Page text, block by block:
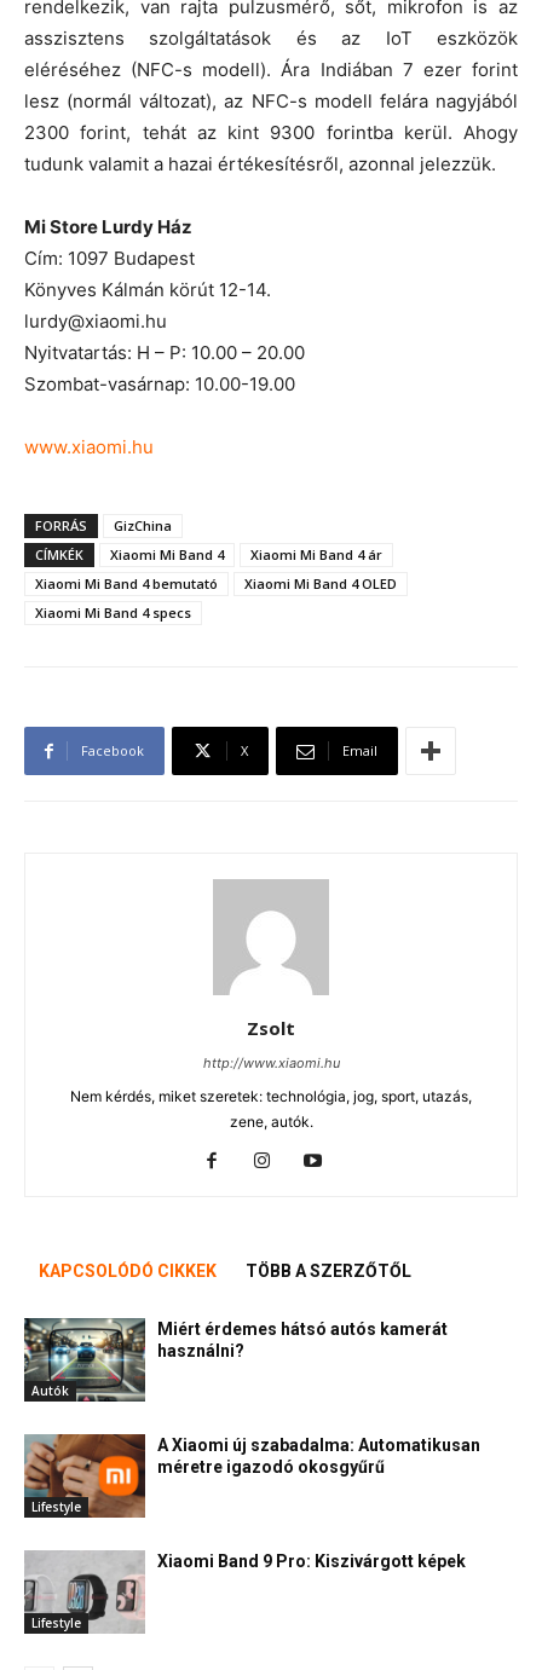
rendelkezik, van rajta pulzusmérő, sőt, mikrofon is az
asszisztens szolgáltatások és az IoT eszközök
eléréséhez (NFC-s modell). Ára Indiában 7 ezer forint
lesz (normál változat), az NFC-s modell felára nagyjából
2300 forint, tehát az kint 9300 forintba kerül. Ahogy
tudunk valamit a hazai értékesítésről, azonnal jelezzük.
Mi Store Lurdy Ház
Cím: 1097 Budapest
Könyves Kálmán körút 12-14.
lurdy@xiaomi.hu
Nyitvatartás: H – P: 10.00 – 20.00
Szombat-vasárnap: 10.00-19.00
www.xiaomi.hu
FORRÁS
GizChina
CÍMKÉK
Xiaomi Mi Band 4
Xiaomi Mi Band 4 ár
Xiaomi Mi Band 4 bemutató
Xiaomi Mi Band 4 OLED
Xiaomi Mi Band 4 specs
Facebook X Email
Zsolt
http://www.xiaomi.hu
Nem kérdés, miket szeretek: technológia, jog, sport, utazás,
zene, autók.
KAPCSOLÓDÓ CIKKEK TÖBB A SZERZŐTŐL
Autók
Miért érdemes hátsó autós kamerát
használni?
Lifestyle
A Xiaomi új szabadalma: Automatikusan
méretre igazodó okosgyűrű
Lifestyle
Xiaomi Band 9 Pro: Kiszivárgott képek